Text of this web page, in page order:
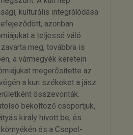
kulturális integrálódása
azonban
a teljessé váló
meg, továbbra is
a vármegyék keretein
megerősítette az
a kun székeket a jász
összevonták.
beköltöző csoportjuk,
király hívott be, és
és a Csepel-